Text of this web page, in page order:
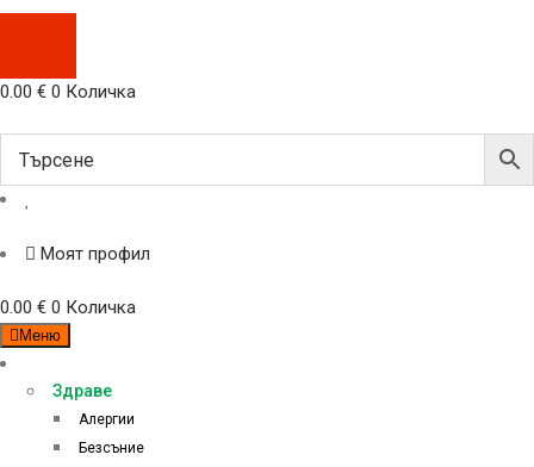
0.00 € 0 Количка
Моят профил
0.00 € 0 Количка
Меню
Здраве
Алергии
Безсъние